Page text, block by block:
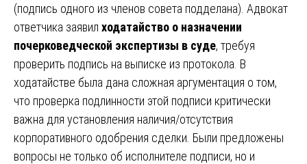
(подпись одного из членов совета подделана). Адвокат
ответчика заявил ходатайство о назначении
почерковедческой экспертизы в суде, требуя
проверить подпись на выписке из протокола. В
ходатайстве была дана сложная аргументация о том,
что проверка подлинности этой подписи критически
важна для установления наличия/отсутствия
корпоративного одобрения сделки. Были предложены
вопросы не только об исполнителе подписи, но и